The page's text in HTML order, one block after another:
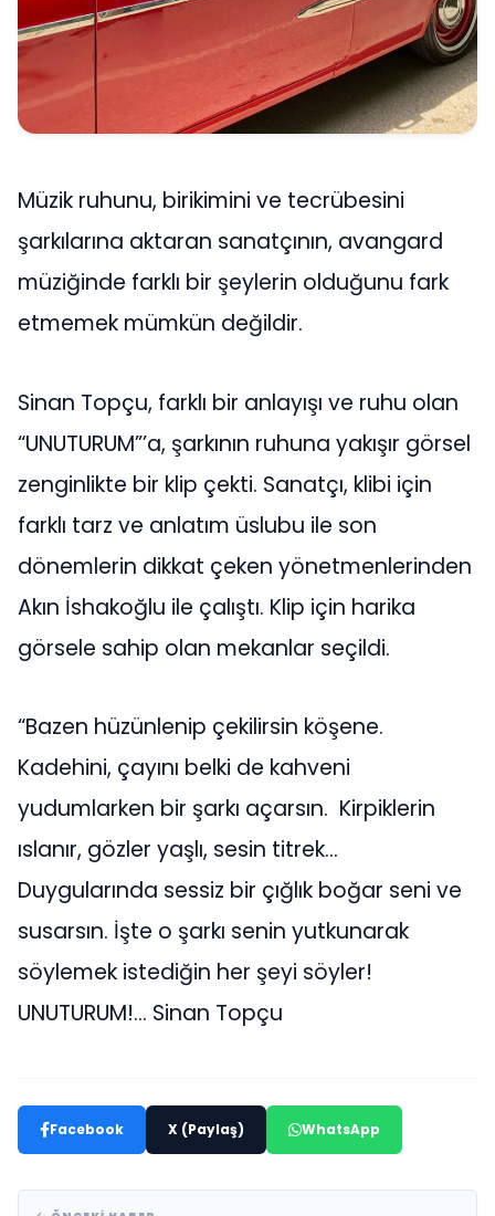
Müzik ruhunu, birikimini ve tecrübesini
şarkılarına aktaran sanatçının, avangard
müziğinde farklı bir şeylerin olduğunu fark
etmemek mümkün değildir.
Sinan Topçu, farklı bir anlayışı ve ruhu olan
“UNUTURUM”’a, şarkının ruhuna yakışır görsel
zenginlikte bir klip çekti. Sanatçı, klibi için
farklı tarz ve anlatım üslubu ile son
dönemlerin dikkat çeken yönetmenlerinden
Akın İshakoğlu ile çalıştı. Klip için harika
görsele sahip olan mekanlar seçildi.
“Bazen hüzünlenip çekilirsin köşene.
Kadehini, çayını belki de kahveni
yudumlarken bir şarkı açarsın. Kirpiklerin
ıslanır, gözler yaşlı, sesin titrek…
Duygularında sessiz bir çığlık boğar seni ve
susarsın. İşte o şarkı senin yutkunarak
söylemek istediğin her şeyi söyler!
UNUTURUM!… Sinan Topçu
Facebook X (Paylaş) WhatsApp